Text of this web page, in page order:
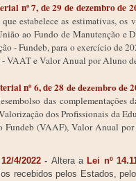
nº 7, de 29 de dezembro de
estabelece as estimativas, os
ao Fundo de Manutenção e
- Fundeb, para o exercício de
VAAT e Valor Anual por Aluno
nº 6, de 28 de dezembro de
das
dos Profissionais da
(VAAF), Valor Anual
4/2022 - Altera a Lei nº
recebidos pelos Estados,